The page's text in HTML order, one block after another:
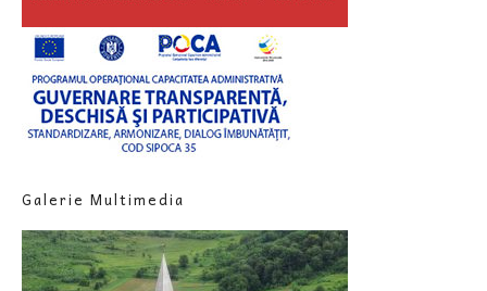
Galerie Multimedia